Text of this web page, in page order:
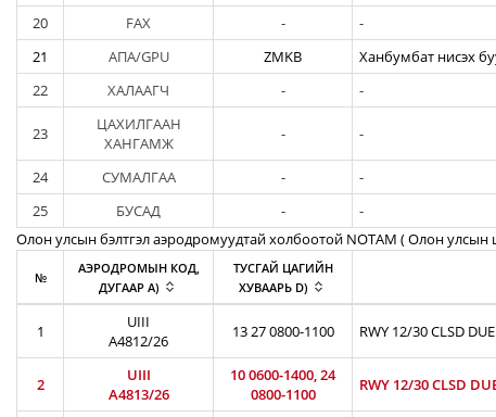
20
FAX - -
21
АПА/GPU ZMKB Ханбумбат нисэх
22
ХАЛААГЧ - -
23
ЦАХИЛГААН
ХАНГАМЖ
- -
24 СУМАЛГАА - -
25
БУСАД - -
Олон улсын бэлтгэл аэродромуудтай холбоотой NOTAM ( Oлон улсын
№
АЭРОДРОМЫН КОД,
ДУГААР A)
ТУСГАЙ ЦАГИЙН
ХУВААРЬ D)
1
UIII
A4812/26
13 27 0800-1100 RWY 12/30 CLSD
2
UIII
A4813/26
10 0600-1400, 24
0800-1100
RWY 12/30 CLSD